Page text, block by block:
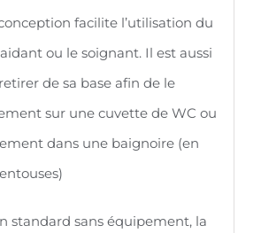
facilite l’utilisation du
ou le soignant. Il est aussi
de sa base afin de le
sur une cuvette de WC ou
dans une baignoire (en
standard sans équipement, la